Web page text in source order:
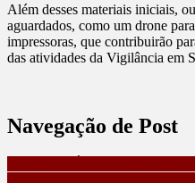
Além desses materiais iniciais,
aguardados, como um drone
impressoras, que contribuirão
das atividades da Vigilância em
Navegação de Post